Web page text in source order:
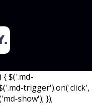
{ $('.md-
trigger').on('click',
show'); });